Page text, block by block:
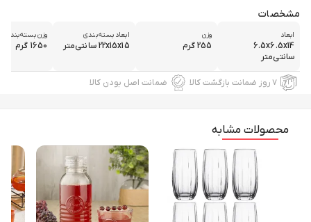
مشخصات
ابعاد
6.5x6.5x14
سانتی‌متر
وزن
255 گرم
ابعاد بسته‌بندی
22x15x15 سانتی‌متر
وزن بسته‌بندی
1650 گرم
۷ روز ضمانت بازگشت کالا ضمانت اصل بودن کالا
محصولات مشابه